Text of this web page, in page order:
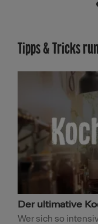
Tipps & Tricks
Der ultimative
Wer sich so